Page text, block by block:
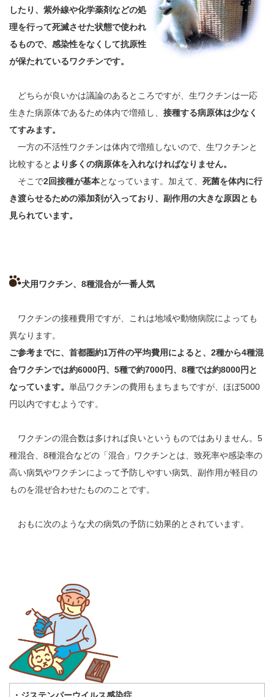
したり、紫外線や化学薬剤などの処
理を行って死滅させた状態で使われ
るもので、感染性をなくして抗原性
が保たれているワクチンです。
どちらが良いかは議論のあるところですが、生ワクチンは一応
生きた病原体であるため体内で増殖し、 接種する病原体は少なく
てすみます。
一方の不活性ワクチンは体内で増殖しないので、生ワクチンと
比較すると より多くの病原体を入れなければなりません。
そこで2回接種が基本となっています。加えて、 死菌を体内に行
き渡らせるための添加剤が入っており、副作用の大きな原因とも
見られています。
犬用ワクチン、8種混合が一番人気
ワクチンの接種費用ですが、これは地域や動物病院によっても
異なります。
ご参考までに、首都圏約1万件の平均費用によると、2種から4種混
合ワクチンでは約6000円、5種で約7000円、8種では約8000円と
なっています。 単品ワクチンの費用もまちまちですが、ほぼ5000
円以内ですむようです。
ワクチンの混合数は多ければ良いというものではありません。5
種混合、8種混合などの「混合」ワクチンとは、致死率や感染率の
高い病気やワクチンによって予防しやすい病気、副作用が軽目の
ものを混ぜ合わせたもののことです。
おもに次のような犬の病気の予防に効果的とされています。
・ジステンパーウイルス感染症